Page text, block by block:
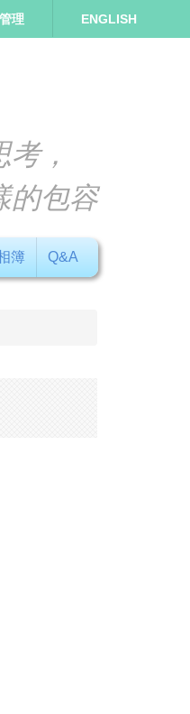
理 ENGLISH
，
包容
簿 Q&A